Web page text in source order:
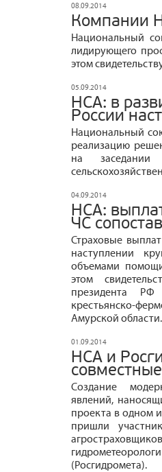
08.09.2014
Компании
Национальный
лидирующего
этом
05.09.2014
НСА: в
России
Национальный
реализацию
на заседании
04.09.2014
НСА:
ЧС
Страховые
наступлении
объемами
этом
президента
крестьянско-
Амурской области.
01.09.2014
НСА и
Создание
явлений,
проекта в одном
пришли
(Росгидромета).